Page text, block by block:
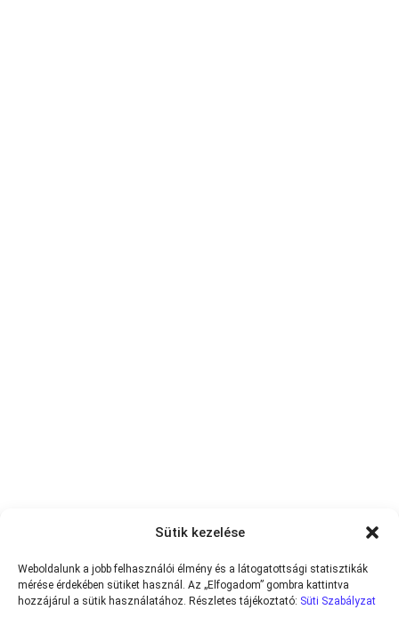
Sütik kezelése
Weboldalunk a jobb felhasználói élmény és a látogatottsági statisztikák
mérése érdekében sütiket használ. Az „Elfogadom” gombra kattintva
hozzájárul a sütik használatához. Részletes tájékoztató: Süti Szabályzat